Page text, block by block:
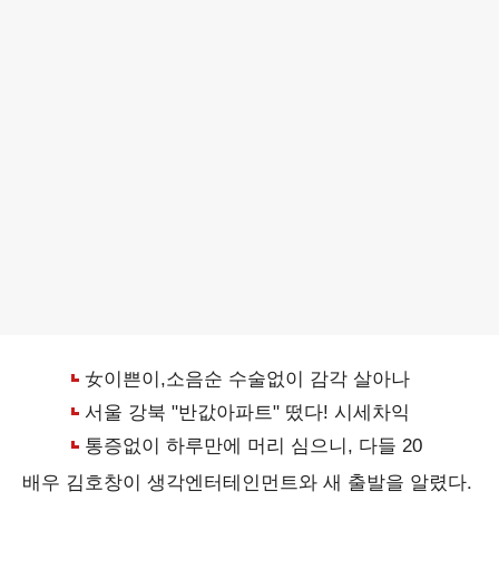
배우 김호창이 생각엔터테인먼트와 새 출발을 알렸다.